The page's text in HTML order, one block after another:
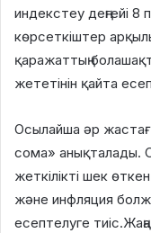
индекстеу деңгейі
көрсеткіштер
қаражаттың
жететінін қайта
Осылайша әр
сома» анықталады.
жеткілікті шек
және инфляция
есептелуге